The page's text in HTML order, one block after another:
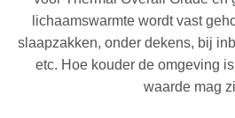
lichaamswarmte wordt vast
slaapzakken, onder dekens, bij
etc. Hoe kouder de omgeving
waarde mag